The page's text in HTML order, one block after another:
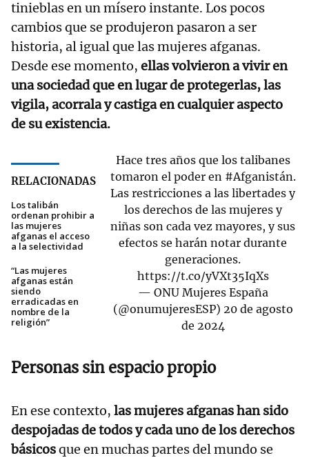
tinieblas en un mísero instante. Los pocos
cambios que se produjeron pasaron a ser
historia, al igual que las mujeres afganas.
Desde ese momento, ellas volvieron a vivir en
una sociedad que en lugar de protegerlas, las
vigila, acorrala y castiga en cualquier aspecto
de su existencia.
RELACIONADAS
Los talibán
ordenan prohibir a
las mujeres
afganas el acceso
a la selectividad
“Las mujeres
afganas están
siendo
erradicadas en
nombre de la
religión”
Hace tres años que los talibanes
tomaron el poder en #Afganistán.
Las restricciones a las libertades y
los derechos de las mujeres y
niñas son cada vez mayores, y sus
efectos se harán notar durante
generaciones.
https://t.co/yVXt35IqXs
— ONU Mujeres España
(@onumujeresESP) 20 de agosto
de 2024
Personas sin espacio propio
En ese contexto, las mujeres afganas han sido
despojadas de todos y cada uno de los derechos
básicosque en muchas partes del mundo se